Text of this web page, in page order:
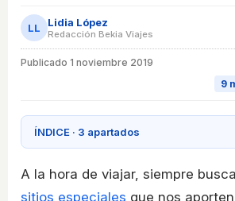
LL Lidia López
Redacción Bekia Viajes
Publicado 1 noviembre 2019
9
ÍNDICE · 3 apartados
A la hora de viajar, siempre
sitios especiales que nos